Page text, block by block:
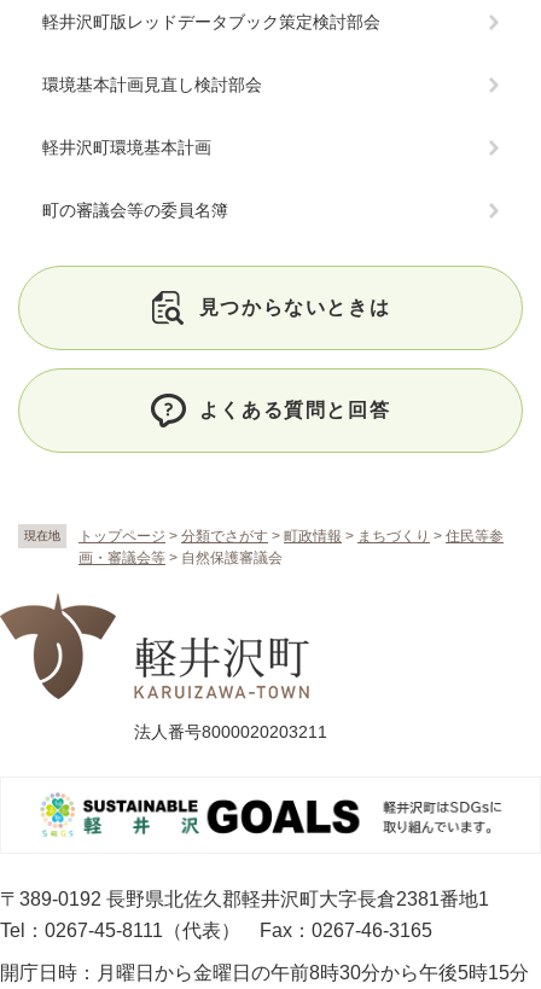
現在地 トップページ > 分類でさがす > 町政情報 > まちづくり > 住民等参
画・審議会等 > 自然保護審議会
軽井沢町版レッドデータブック策定検討部会
環境基本計画見直し検討部会
軽井沢町環境基本計画
町の審議会等の委員名簿
見つからないときは
よくある質問と回答
法人番号8000020203211
〒389-0192 長野県北佐久郡軽井沢町大字長倉2381番地1
Tel：0267-45-8111（代表）
Fax：0267-46-3165
開庁日時： 月曜日から金曜日の午前8時30分から午後5時15分